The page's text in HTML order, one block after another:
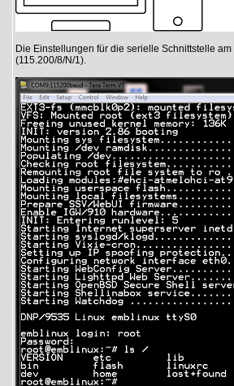
Die Einstellungen für die serielle Schnittstelle
(115.200/8/N/1).